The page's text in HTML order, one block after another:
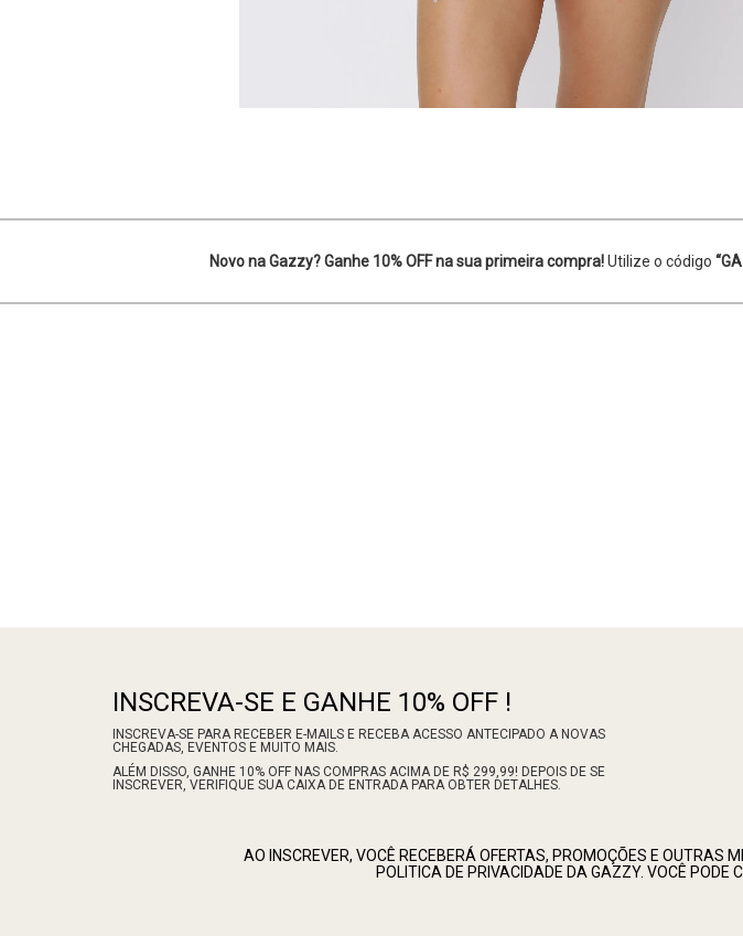
Novo na Gazzy? Ganhe 10% OFF na sua primeira compra!Utilize o código
INSCREVA-SE E GANHE 10% OFF !
INSCREVA-SE PARA RECEBER E-MAILS E RECEBA ACESSO ANTECIPADO A NOVAS
CHEGADAS, EVENTOS E MUITO MAIS.
ALÉM DISSO, GANHE 10% OFF NAS COMPRAS ACIMA DE R$ 299,99! DEPOIS DE SE
INSCREVER, VERIFIQUE SUA CAIXA DE ENTRADA PARA OBTER DETALHES.
AO INSCREVER, VOCÊ RECEBERÁ OFERTAS, PROMOÇÕES E OUTRAS
POLITICA DE PRIVACIDADE DA GAZZY. VOCÊ PODE